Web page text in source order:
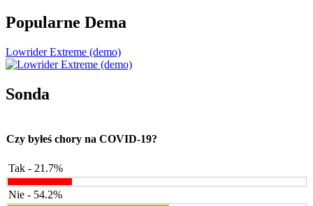
Popularne Dema
Lowrider Extreme (demo)
Sonda
Czy byłeś chory na COVID-19?
Tak - 21.7%
Nie - 54.2%